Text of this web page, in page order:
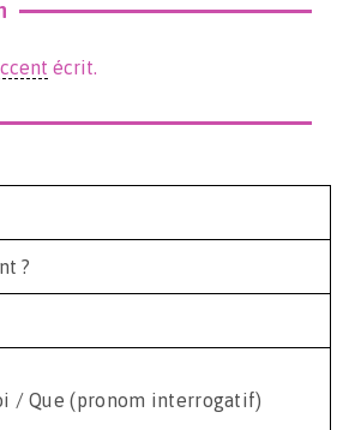
écrit.
?
/ Que (pronom interrogatif)